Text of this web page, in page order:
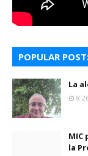
POPULAR
La
MIC
la